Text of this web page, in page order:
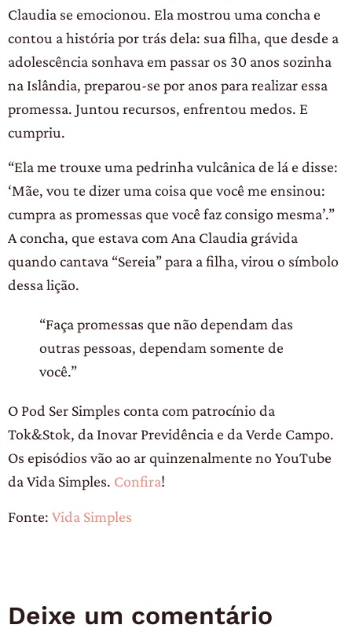
Claudia se emocionou. Ela mostrou uma concha e
contou a história por trás dela: sua filha, que desde a
adolescência sonhava em passar os 30 anos sozinha
na Islândia, preparou-se por anos para realizar essa
promessa. Juntou recursos, enfrentou medos. E
cumpriu.
“Ela me trouxe uma pedrinha vulcânica de lá e disse:
‘Mãe, vou te dizer uma coisa que você me ensinou:
cumpra as promessas que você faz consigo mesma’.”
A concha, que estava com Ana Claudia grávida
quando cantava “Sereia” para a filha, virou o símbolo
dessa lição.
“Faça promessas que não dependam das
outras pessoas, dependam somente de
você.”
O Pod Ser Simples conta com patrocínio da
Tok&Stok, da Inovar Previdência e da Verde Campo.
Os episódios vão ao ar quinzenalmente no YouTube
da Vida Simples. Confira!
Fonte: Vida Simples
Deixe um comentário